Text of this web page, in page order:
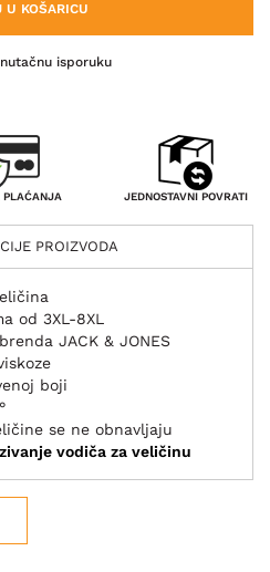
U KOŠARICU
isporuku
PLAĆANJA JEDNOSTAVNI POVRATI
PROIZVODA
od 3XL-8XL
JACK & JONES
boji
se ne obnavljaju
vodiča za veličinu